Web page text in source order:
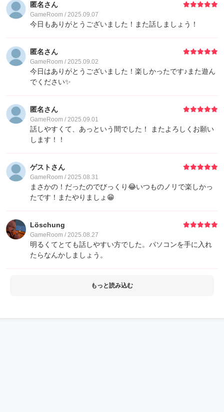
匿名さん
GameRoom / 2025.09.07
今日もありがとうございました！また話しましょう！
匿名さん
GameRoom / 2025.09.02
今日はありがとうございました！楽しかったです♪また遊ん
でください✨
匿名さん
GameRoom / 2025.09.01
話しやすくて、あっという間でした！ またよろしくお願い
します！！
ゲストさん
GameRoom / 2025.08.31
まさかの！だったのでびっくり😂いつものノリで楽しかっ
たです！またやりましょ😁
Löschung
GameRoom / 2025.08.27
明るくてとても話しやすい方でした。パソコンを手に入れ
たらなんかしましょう。
もっと読み込む